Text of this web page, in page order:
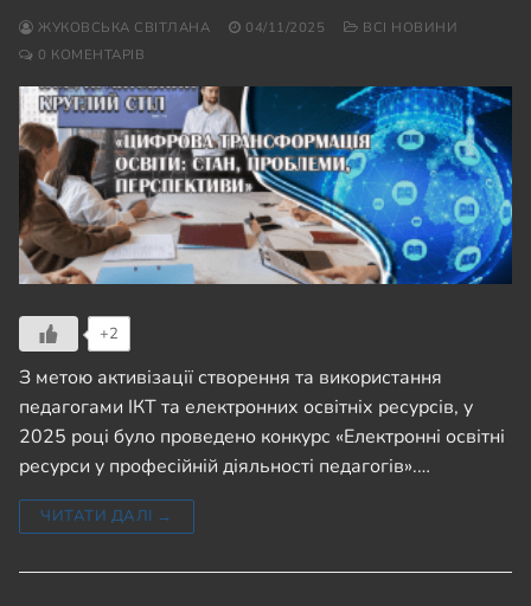
ЖУКОВСЬКА СВІТЛАНА 04/11/2025
ВСІ НОВИНИ
0 КОМЕНТАРІВ
+2
З метою активізації створення та використання
педагогами ІКТ та електронних освітніх ресурсів, у
2025 році було проведено конкурс «Електронні освітні
ресурси у професійній діяльності педагогів».…
ЧИТАТИ ДАЛІ →